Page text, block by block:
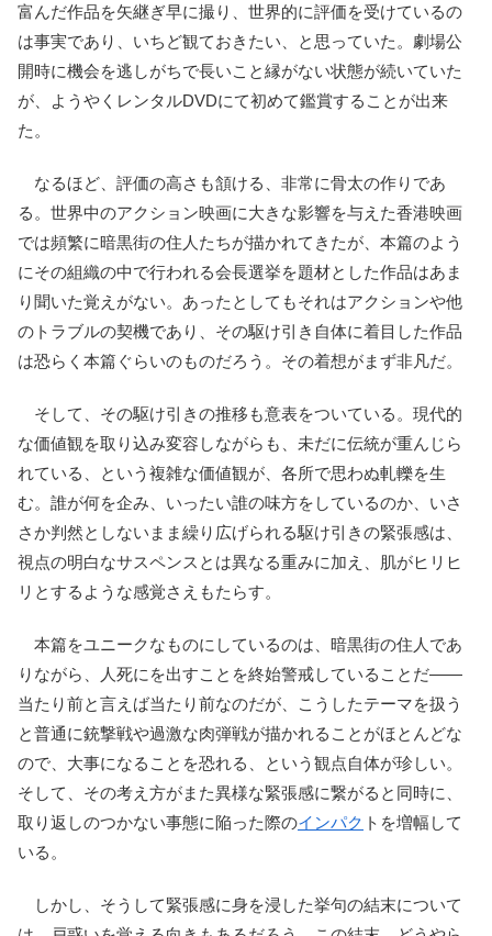
富んだ作品を矢継ぎ早に撮り、世界的に評価を受けているの
は事実であり、いちど観ておきたい、と思っていた。劇場公
開時に機会を逃しがちで長いこと縁がない状態が続いていた
が、ようやくレンタルDVDにて初めて鑑賞することが出来
た。
なるほど、評価の高さも頷ける、非常に骨太の作りであ
る。世界中のアクション映画に大きな影響を与えた香港映画
では頻繁に暗黒街の住人たちが描かれてきたが、本篇のよう
にその組織の中で行われる会長選挙を題材とした作品はあま
り聞いた覚えがない。あったとしてもそれはアクションや他
のトラブルの契機であり、その駆け引き自体に着目した作品
は恐らく本篇ぐらいのものだろう。その着想がまず非凡だ。
そして、その駆け引きの推移も意表をついている。現代的
な価値観を取り込み変容しながらも、未だに伝統が重んじら
れている、という複雑な価値観が、各所で思わぬ軋轢を生
む。誰が何を企み、いったい誰の味方をしているのか、いさ
さか判然としないまま繰り広げられる駆け引きの緊張感は、
視点の明白なサスペンスとは異なる重みに加え、肌がヒリヒ
リとするような感覚さえもたらす。
本篇をユニークなものにしているのは、暗黒街の住人であ
りながら、人死にを出すことを終始警戒していることだ――
当たり前と言えば当たり前なのだが、こうしたテーマを扱う
と普通に銃撃戦や過激な肉弾戦が描かれることがほとんどな
ので、大事になることを恐れる、という観点自体が珍しい。
そして、その考え方がまた異様な緊張感に繋がると同時に、
取り返しのつかない事態に陥った際のインパク トを増幅して
いる。
しかし、そうして緊張感に身を浸した挙句の結末について